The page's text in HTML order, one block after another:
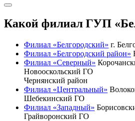
Какой филиал ГУП
Филиал «Белгородский» г.
Филиал «Белгородский район»
Филиал «Северный»
Новооскольский ГО
Чернянский район
Филиал «Центральный»
Шебекинский ГО
Филиал «Западный»
Грайворонский ГО